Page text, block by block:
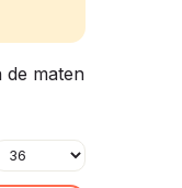
de maten